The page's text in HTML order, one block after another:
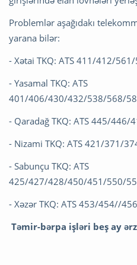
Problemlər aşağıdakı
yarana bilər:
- Xətai TKQ: ATS 411/412/
- Yasamal TKQ: ATS
401/406/430/432/538/568/
- Qaradağ TKQ: ATS 445/446/
- Nizami TKQ: ATS 421/371/
- Sabunçu TKQ: ATS
425/427/428/450/451/550/
- Xəzər TKQ: ATS 453/454//
Təmir-bərpa işləri beş ay